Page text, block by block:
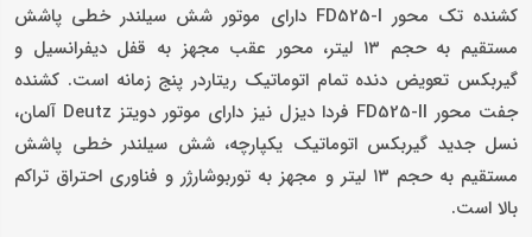
کشنده تک محور FD525-I دارای موتور شش سیلندر خطی پاشش
مستقیم به حجم ۱۳ لیتر، محور عقب مجهز به قفل دیفرانسیل و
گیربکس تعویض دنده تمام اتوماتیک ریتاردر پنج زمانه است. کشنده
جفت محور FD525-II فردا دیزل نیز دارای موتور دویتز Deutz آلمان،
نسل جدید گیربکس اتوماتیک یکپارچه، شش سیلندر خطی پاشش
مستقیم به حجم ۱۳ لیتر و مجهز به توربوشارژر و فناوری احتراق تراکم
بالا است.